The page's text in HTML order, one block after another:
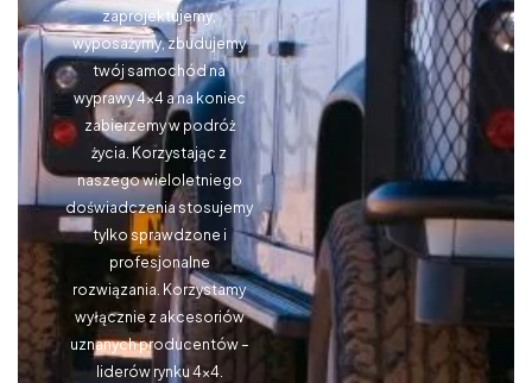
zaprojektujemy,
wyposażymy, zbudujemy
twój samochód na
wyprawy 4×4 a na koniec
zabierzemy w podróż
życia. Korzystając z
naszego wieloletniego
doświadczenia stosujemy
tylko sprawdzone i
profesjonalne
rozwiązania. Korzystamy
wyłącznie z akcesoriów
uznanych producentów –
liderów rynku 4×4.